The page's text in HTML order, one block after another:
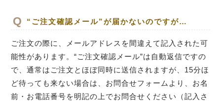
“ご注文確認メール”が届かないのですが…
ご注文の際に、メールアドレスを間違えて記入された可
能性があります。“ご注文確認メール”は自動返信ですの
で、通常はご注文とほぼ同時に送信されますが、15分ほ
ど待っても来ない場合は、お問合せフォームより、お名
前・お電話番号を明記の上でお問合せください（記入さ